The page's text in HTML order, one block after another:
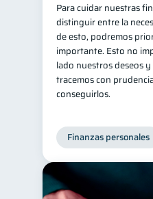
Para cuidar nuestras
distinguir entre la
de esto, podremos
importante. Esto no
lado nuestros deseos
tracemos con
conseguirlos.
Finanzas personales